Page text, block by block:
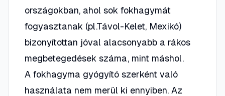
országokban, ahol sok fokhagymát
fogyasztanak (pl.Távol-Kelet, Mexikó)
bizonyítottan jóval alacsonyabb a rákos
megbetegedések száma, mint máshol.
A fokhagyma gyógyító szerként való
használata nem merül ki ennyiben. Az